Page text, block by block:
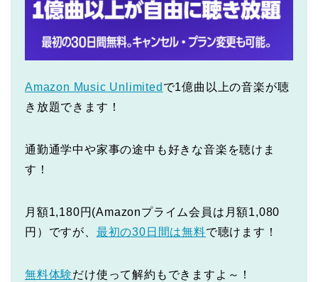
Amazon Music Unlimited で1億曲以上の音楽が聴
き放題できます！
通勤通学中や家事の途中も好きな音楽を聴けま
す！
月額1,180円(Amazonプライム会員は月額1,080
円）ですが、 最初の30日間は無料で聴けます！
無料体験だけ使って解約もできますよ～！